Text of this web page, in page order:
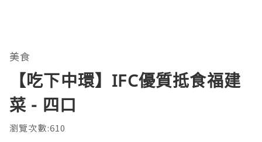
美食
【吃下中環】IFC優質抵食福建
菜 - 四口
瀏覽次數:610